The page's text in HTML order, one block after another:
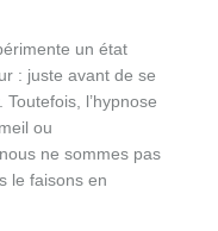
un état
: juste avant de se
l’hypnose
ou
ne sommes pas
le faisons en